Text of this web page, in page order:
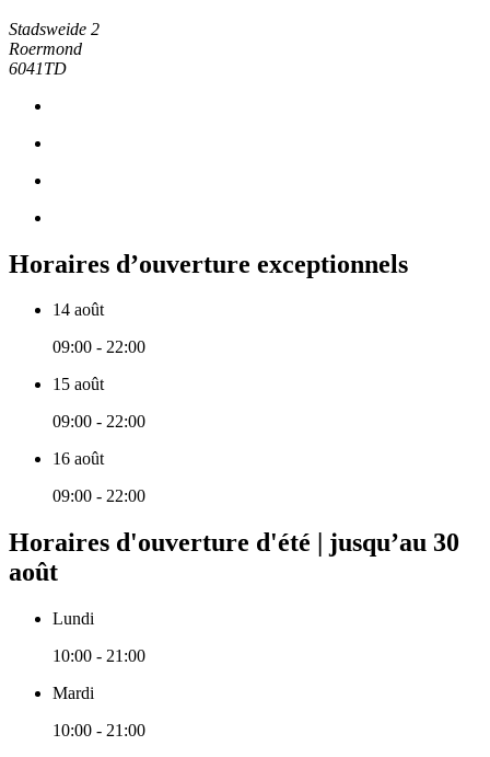
Stadsweide 2
Roermond
6041TD
Horaires d’ouverture exceptionnels
14 août
09:00 - 22:00
15 août
09:00 - 22:00
16 août
09:00 - 22:00
Horaires d'ouverture d'été | jusqu’au 30
août
Lundi
10:00 - 21:00
Mardi
10:00 - 21:00